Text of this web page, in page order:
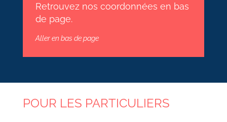
Retrouvez nos coordonnées en bas
de page.
Aller en bas de page
POUR LES PARTICULIERS